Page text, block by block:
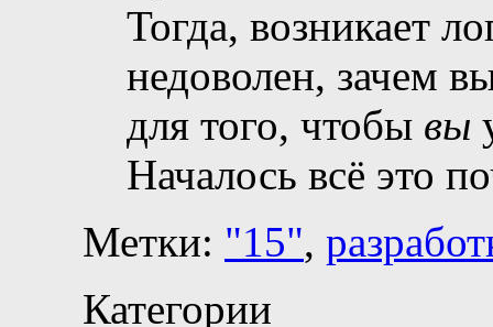
Тогда, возникает
недоволен, зачем
для того, чтобы вы
Началось всё это
Метки: "15",
Категории